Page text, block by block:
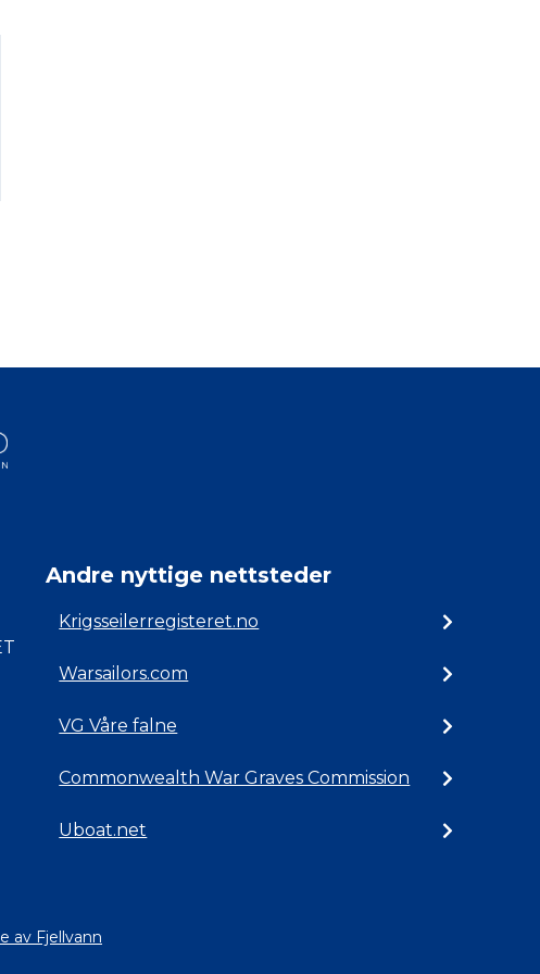
Andre nyttige nettsteder
Krigsseilerregisteret.no
Warsailors.com
VG Våre falne
Commonwealth War Graves Commission
Uboat.net
av Fjellvann